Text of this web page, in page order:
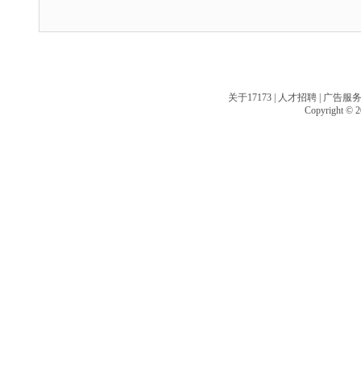
关于17173 | 人才招聘 | 广告服务
Copyright ©